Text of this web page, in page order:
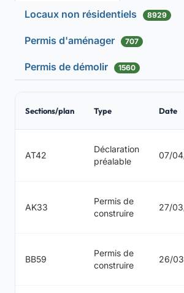
Locaux non résidentiels 8929
Permis d'aménager 707
Permis de démolir 1560
Sections/plan Type Date
AT42
Déclaration
préalable
07/
AK33
Permis de
construire
27/
BB59
Permis de
construire
26/